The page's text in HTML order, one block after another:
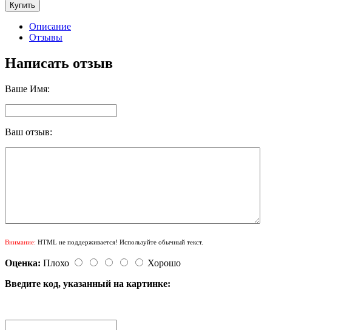
Купить
Описание
Отзывы
Написать отзыв
Ваше Имя:
Ваш отзыв:
Внимание: HTML не поддерживается! Используйте обычный текст.
Оценка: Плохо
Хорошо
Введите код, указанный на картинке: